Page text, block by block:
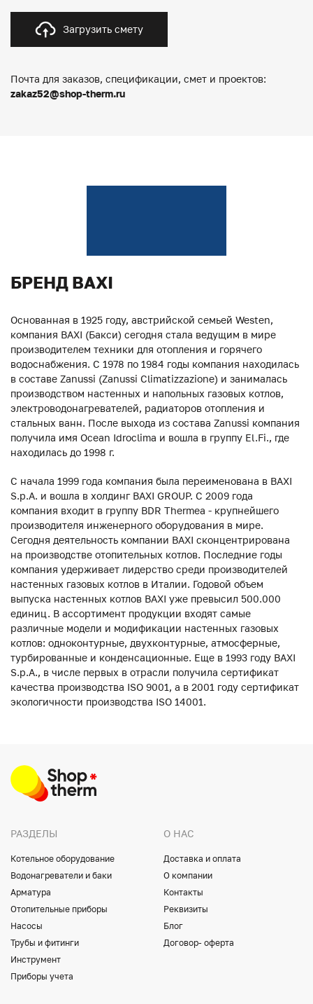
Загрузить смету
Почта для заказов, спецификации, смет и проектов:
zakaz52@shop-therm.ru
БРЕНД BAXI
Основанная в 1925 году, австрийской семьей Westen,
компания BAXI (Бакси) сегодня стала ведущим в мире
производителем техники для отопления и горячего
водоснабжения. С 1978 по 1984 годы компания находилась
в составе Zanussi (Zanussi Climatizzazione) и занималась
производством настенных и напольных газовых котлов,
электроводонагревателей, радиаторов отопления и
стальных ванн. После выхода из состава Zanussi компания
получила имя Ocean Idroclima и вошла в группу El.Fi., где
находилась до 1998 г.
С начала 1999 года компания была переименована в BAXI
S.p.A. и вошла в холдинг BAXI GROUP. С 2009 года
компания входит в группу BDR Thermea - крупнейшего
производителя инженерного оборудования в мире.
Сегодня деятельность компании BAXI сконцентрирована
на производстве отопительных котлов. Последние годы
компания удерживает лидерство среди производителей
настенных газовых котлов в Италии. Годовой объем
выпуска настенных котлов BAXI уже превысил 500.000
единиц. В ассортимент продукции входят самые
различные модели и модификации настенных газовых
котлов: одноконтурные, двухконтурные, атмосферные,
турбированные и конденсационные. Еще в 1993 году BAXI
S.p.A., в числе первых в отрасли получила сертификат
качества производства ISO 9001, а в 2001 году сертификат
экологичности производства ISO 14001.
РАЗДЕЛЫ
Котельное оборудование
Водонагреватели и баки
Арматура
Отопительные приборы
Насосы
Трубы и фитинги
Инструмент
Приборы учета
О НАС
Доставка и оплата
О компании
Контакты
Реквизиты
Блог
Договор- оферта